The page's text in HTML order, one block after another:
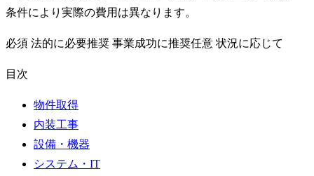
条件により実際の費用は異なります。
必須 法的に必要推奨 事業成功に推奨任意 状況に応じて
目次
物件取得
内装工事
設備・機器
システム・IT